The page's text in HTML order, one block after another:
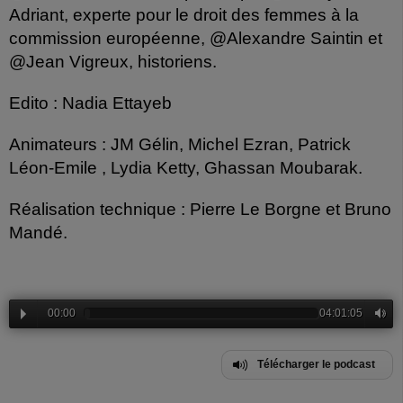
Adriant, experte pour le droit des femmes à la
commission européenne, @Alexandre Saintin et
@Jean Vigreux, historiens.
Edito : Nadia Ettayeb
Animateurs : JM Gélin, Michel Ezran, Patrick
Léon-Emile , Lydia Ketty, Ghassan Moubarak.
Réalisation technique : Pierre Le Borgne et Bruno
Mandé.
00:00 04:01:05
Télécharger le podcast